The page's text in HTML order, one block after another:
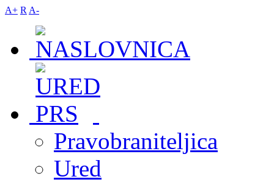
A+ R A-
Pravobraniteljica
Ured